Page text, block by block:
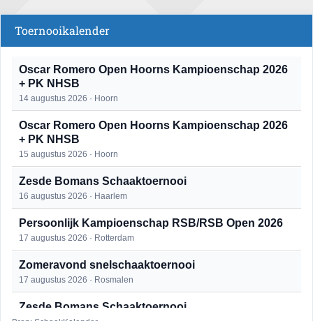
Toernooikalender
Oscar Romero Open Hoorns Kampioenschap 2026
+ PK NHSB
14 augustus 2026 · Hoorn
Oscar Romero Open Hoorns Kampioenschap 2026
+ PK NHSB
15 augustus 2026 · Hoorn
Zesde Bomans Schaaktoernooi
16 augustus 2026 · Haarlem
Persoonlijk Kampioenschap RSB/RSB Open 2026
17 augustus 2026 · Rotterdam
Zomeravond snelschaaktoernooi
17 augustus 2026 · Rosmalen
Zesde Bomans Schaaktoernooi